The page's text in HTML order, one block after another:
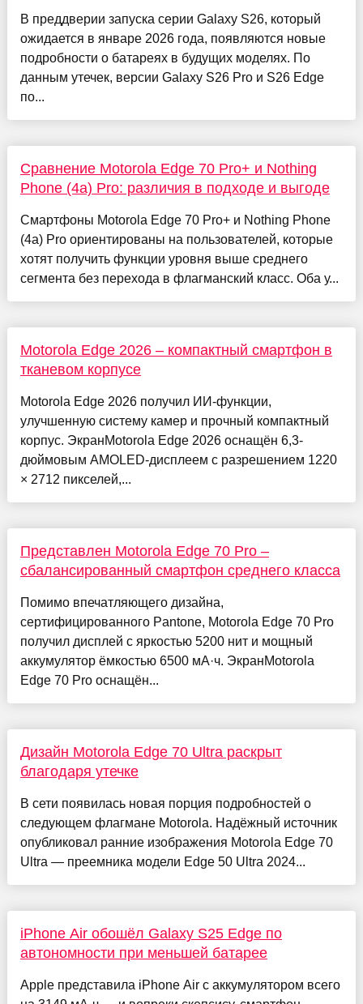
В преддверии запуска серии Galaxy S26, который
ожидается в январе 2026 года, появляются новые
подробности о батареях в будущих моделях. По
данным утечек, версии Galaxy S26 Pro и S26 Edge
по...
Сравнение Motorola Edge 70 Pro+ и Nothing
Phone (4a) Pro: различия в подходе и выгоде
Смартфоны Motorola Edge 70 Pro+ и Nothing Phone
(4a) Pro ориентированы на пользователей, которые
хотят получить функции уровня выше среднего
сегмента без перехода в флагманский класс. Оба у...
Motorola Edge 2026 – компактный смартфон в
тканевом корпусе
Motorola Edge 2026 получил ИИ-функции,
улучшенную систему камер и прочный компактный
корпус. ЭкранMotorola Edge 2026 оснащён 6,3-
дюймовым AMOLED-дисплеем с разрешением 1220
× 2712 пикселей,...
Представлен Motorola Edge 70 Pro –
сбалансированный смартфон среднего класса
Помимо впечатляющего дизайна,
сертифицированного Pantone, Motorola Edge 70 Pro
получил дисплей с яркостью 5200 нит и мощный
аккумулятор ёмкостью 6500 мА·ч. ЭкранMotorola
Edge 70 Pro оснащён...
Дизайн Motorola Edge 70 Ultra раскрыт
благодаря утечке
В сети появилась новая порция подробностей о
следующем флагмане Motorola. Надёжный источник
опубликовал ранние изображения Motorola Edge 70
Ultra — преемника модели Edge 50 Ultra 2024...
iPhone Air обошёл Galaxy S25 Edge по
автономности при меньшей батарее
Apple представила iPhone Air с аккумулятором всего